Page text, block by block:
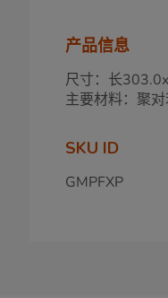
产品信息
尺寸：长
主要材料：聚
SKU ID
GMPFXP